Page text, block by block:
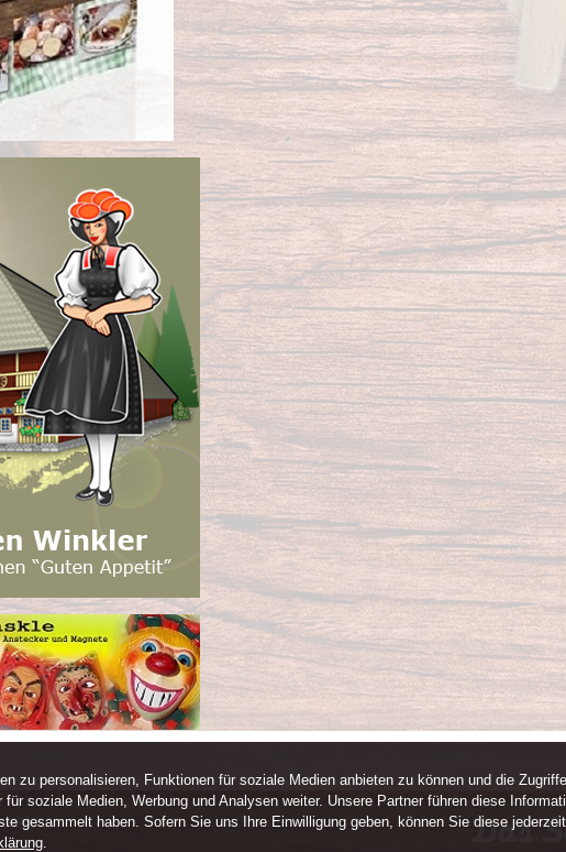
zu personalisieren, Funktionen für soziale Medien anbieten zu können und die
soziale Medien, Werbung und Analysen weiter. Unsere Partner führen diese
gesammelt haben. Sofern Sie uns Ihre Einwilligung geben, können Sie diese
.